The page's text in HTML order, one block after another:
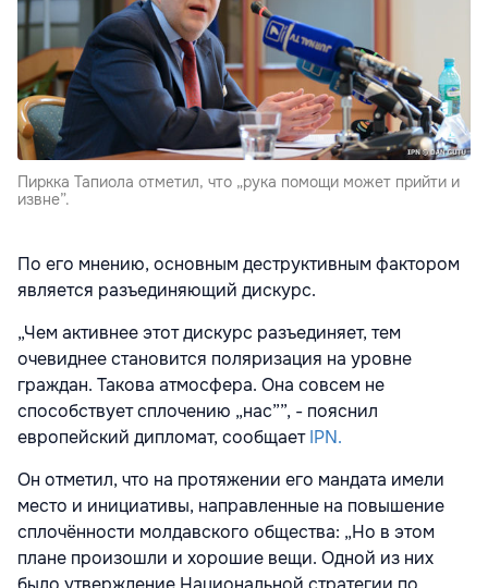
Пиркка Тапиола отметил, что „рука помощи может прийти и
извне”.
По его мнению, основным деструктивным фактором
является разъединяющий дискурс.
„Чем активнее этот дискурс разъединяет, тем
очевиднее становится поляризация на уровне
граждан. Такова атмосфера. Она совсем не
способствует сплочению „нас””, - пояснил
европейский дипломат, сообщаетIPN.
Он отметил, что на протяжении его мандата имели
место и инициативы, направленные на повышение
сплочённости молдавского общества: „Но в этом
плане произошли и хорошие вещи. Одной из них